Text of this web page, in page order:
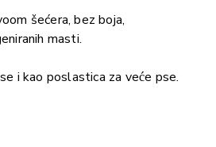
šećera, bez boja,
masti.
i kao poslastica za veće pse.